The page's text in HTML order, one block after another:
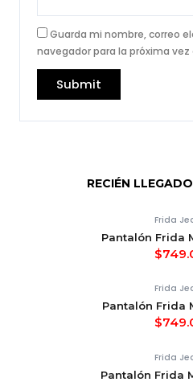
Guarda mi nombre, correo
navegador para la próxima
RECIÉN
Frida
Pantalón Frida
$
Frida
Pantalón Frida
$
Frida
Pantalón Frida